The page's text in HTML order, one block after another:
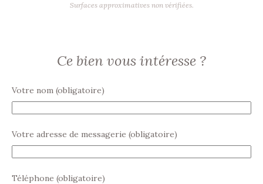
Surfaces approximatives non vérifiées.
Ce bien vous intéresse ?
Votre nom (obligatoire)
Votre adresse de messagerie (obligatoire)
Téléphone (obligatoire)